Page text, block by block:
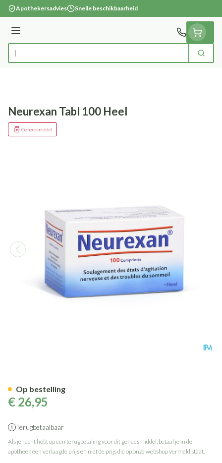
Ga naar de inhoud
Apothekersadvies Snelle beschikbaarheid
Menu
Product, merk, categorie... Zoek
Neurexan Tabl 100 Heel
Geneesmiddel
€ 26,95
Terugbetaalbaar
Als je recht hebt op een terugbetaling voor dit geneesmiddel, betaal je in de
apotheek een verlaagde prijs en niet de prijs die op onze webshop vermeld staat.
Op bestelling